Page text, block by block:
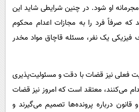
او شود. در چنین شرایطی شاید این
که صرفاً فرد را به مجازات اعدام محکوم
فیزیکی یک نفر، مسئله قاچاق مواد مخدر
فعلی نیز قضات با دقت و مسئولیت‌پذیری
می‌کنند، معتقد است که امروز نیز قضات
قانون درباره پرونده‌ها تصمیم می‌گیرند و